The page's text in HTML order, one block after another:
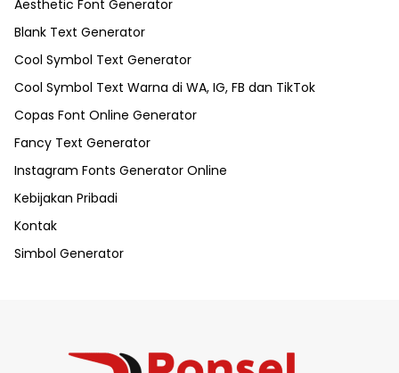
Aesthetic Font Generator
Blank Text Generator
Cool Symbol Text Generator
Cool Symbol Text Warna di WA, IG, FB dan TikTok
Copas Font Online Generator
Fancy Text Generator
Instagram Fonts Generator Online
Kebijakan Pribadi
Kontak
Simbol Generator